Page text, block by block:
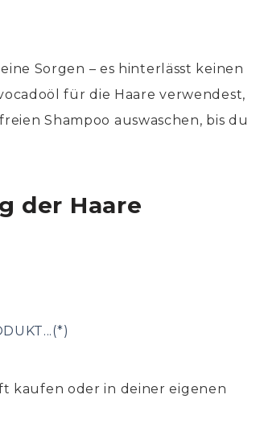
Sorgen – es hinterlässt keinen
für die Haare verwendest,
Shampoo auswaschen, bis du
der Haare
kaufen oder in deiner eigenen